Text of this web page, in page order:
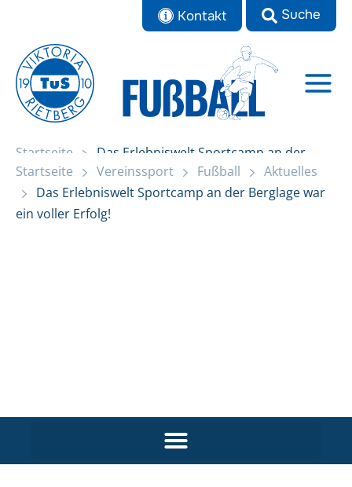
springen
Kontakt
Startseite
Das Erlebniswelt Sportcamp an der
Berglage war ein voller Erfolg!
Startseite Vereinssport Fußball
Aktuelles
Das Erlebniswelt Sportcamp an der Berglage war
ein voller Erfolg!